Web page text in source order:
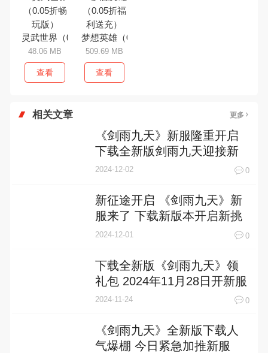
灵武世界（0.05折畅玩版）
48.06 MB
查看
梦想英雄（0.05折福利送充）
509.69 MB
查看
相关文章 更多
《剑雨九天》新服隆重开启
下载全新版剑雨九天迎接新
征程
2024-12-02 0
新征途开启 《剑雨九天》新
服来了 下载新版本开启新挑
战
2024-12-01 0
下载全新版《剑雨九天》领
礼包 2024年11月28日开新服
登录享福利
2024-11-24 0
《剑雨九天》全新版下载人
气爆棚 今日紧急加推新服